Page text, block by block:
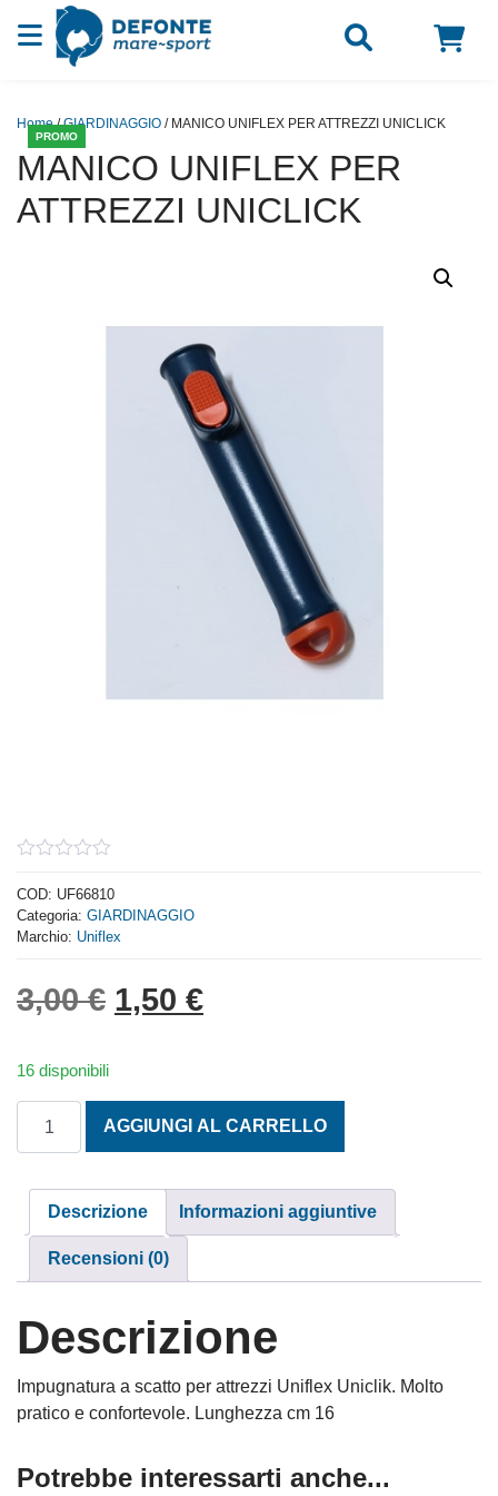
Vai al contenuto
PROMO
Home/GIARDINAGGIO / MANICO UNIFLEX PER ATTREZZI UNICLICK
MANICO UNIFLEX PER
ATTREZZI UNICLICK
out
of
5
COD: UF66810
Categoria: GIARDINAGGIO
Marchio: Uniflex
3,00€ Il prezzo originale era:
1,50 €Il prezzo attuale è:
16 disponibili
AGGIUNGI AL CARRELLO
Descrizione Informazioni aggiuntive
Recensioni (0)
Descrizione
Impugnatura a scatto per attrezzi Uniflex Uniclik. Molto
pratico e confortevole. Lunghezza cm 16
Potrebbe interessarti anche...